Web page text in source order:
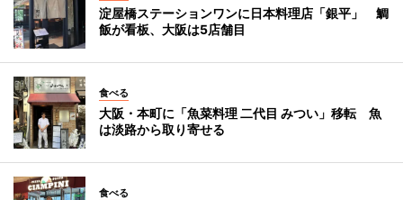
淀屋橋ステーションワンに日本料理店「銀平」 鯛
飯が看板、大阪は5店舗目
食べる
大阪・本町に「魚菜料理 二代目 みつい」移転 魚
は淡路から取り寄せる
食べる